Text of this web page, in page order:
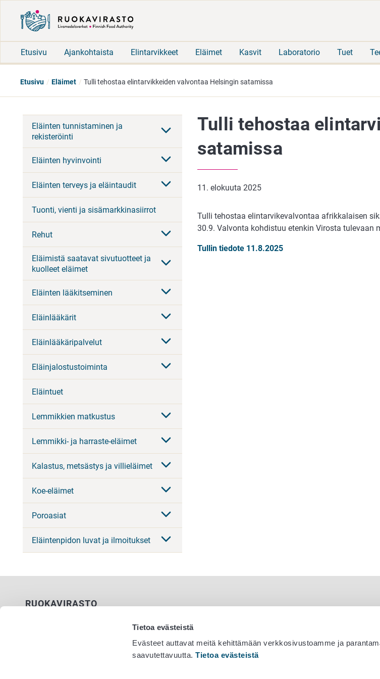
Tietoa evästeistä
Evästeet auttavat meitä kehittämään verkkosivustoamme ja
saavutettavuutta.Tietoa evästeistä
Etusivu Ajankohtaista Elintarvikkeet Eläimet Kasvit Laboratorio Tuet
Etusivu Eläimet Tulli tehostaa elintarvikkeiden valvontaa Helsingin satamissa
Eläinten tunnistaminen ja
rekisteröinti
Eläinten hyvinvointi
Eläinten terveys ja eläintaudit
Tuonti, vienti ja sisämarkkinasiirrot
Rehut
Eläimistä saatavat sivutuotteet ja
kuolleet eläimet
Eläinten lääkitseminen
Eläinlääkärit
Eläinlääkäripalvelut
Eläinjalostustoiminta
Eläintuet
Lemmikkien matkustus
Lemmikki- ja harraste-eläimet
Kalastus, metsästys ja villieläimet
Koe-eläimet
Poroasiat
Eläintenpidon luvat ja ilmoitukset
Tulli tehostaa
satamissa
11. elokuuta 2025
Tulli tehostaa elintarvikevalvontaa afrikkalaisen
30.9. Valvonta kohdistuu etenkin Virosta tulevaan
Tullin tiedote 11.8.2025
RUOKAVIRASTO